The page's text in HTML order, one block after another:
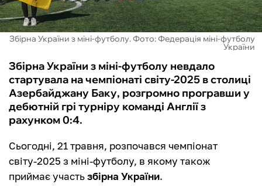
БУКМЕКЕРИ
Збірна України з міні-футболу. Фото: Федерація міні-футболу
України
Збірна України з міні-футболу невдало
стартувала на чемпіонаті світу-2025 в столиці
Азербайджану Баку, розгромно програвши у
дебютній грі турніру команді Англії з
рахунком 0:4.
Сьогодні, 21 травня, розпочався чемпіонат
світу-2025 з міні-футболу, в якому також
приймає участьзбірна України.